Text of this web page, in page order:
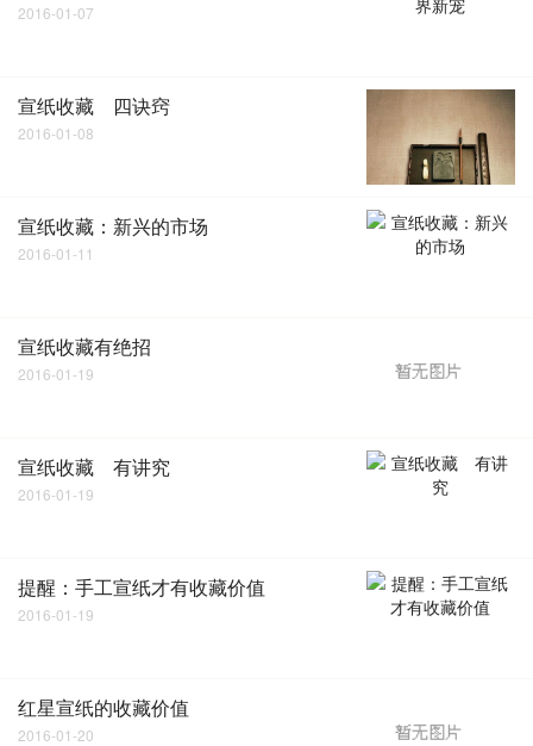
2016-01-07
宣纸收藏 四诀窍
2016-01-08
宣纸收藏：新兴的市场
2016-01-11
宣纸收藏有绝招
2016-01-19
宣纸收藏 有讲究
2016-01-19
提醒：手工宣纸才有收藏价值
2016-01-19
红星宣纸的收藏价值
2016-01-20